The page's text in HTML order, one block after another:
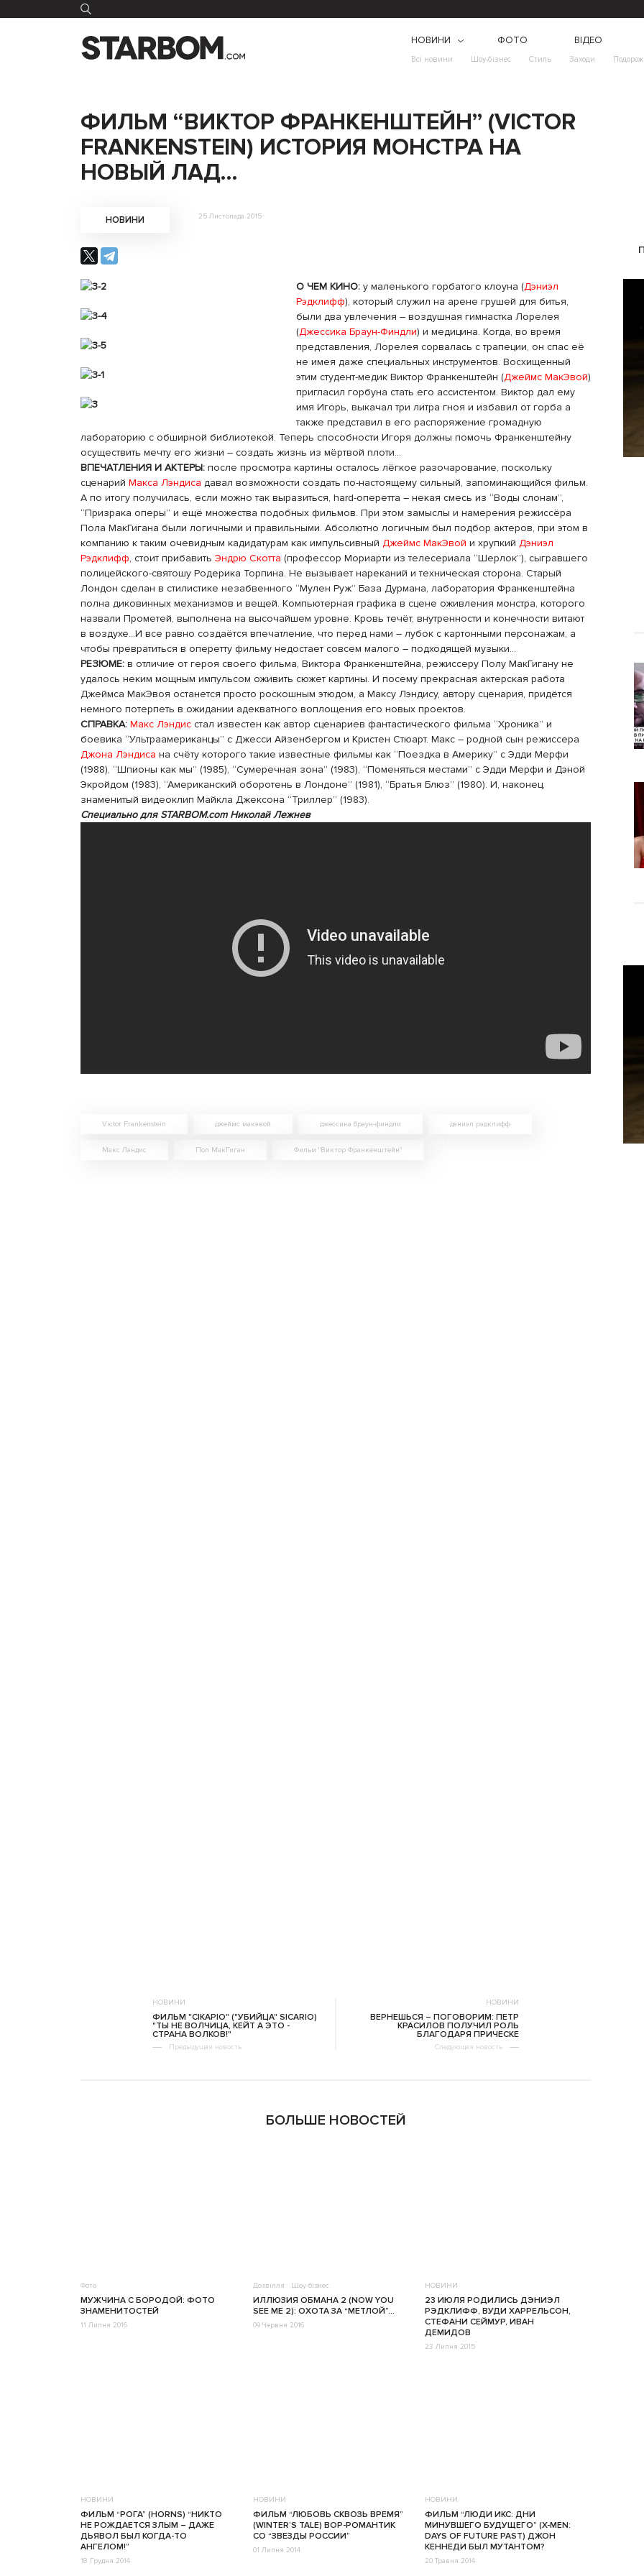
НОВИНИ
Всі новини Шоу-бізнес Стиль Заходи Подорожі
ФОТО ВІДЕО
ФИЛЬМ “ВИКТОР ФРАНКЕНШТЕЙН” (VICTOR
FRANKENSTEIN) ИСТОРИЯ МОНСТРА НА
НОВЫЙ ЛАД…
НОВИНИ 25 Листопада 2015
О ЧЕМ КИНО: у маленького горбатого клоуна (Дэниэл
Рэдклифф), который служил на арене грушей для битья,
были два увлечения – воздушная гимнастка Лорелея
(Джессика Браун-Финдли) и медицина. Когда, во время
представления, Лорелея сорвалась с трапеции, он спас её
не имея даже специальных инструментов. Восхищенный
этим студент-медик Виктор Франкенштейн (Джеймс МакЭвой)
пригласил горбуна стать его ассистентом. Виктор дал ему
имя Игорь, выкачал три литра гноя и избавил от горба а
также представил в его распоряжение громадную
лабораторию с обширной библиотекой. Теперь способности Игоря должны помочь Франкенштейну
осуществить мечту его жизни – создать жизнь из мёртвой плоти…
ВПЕЧАТЛЕНИЯ И АКТЕРЫ: после просмотра картины осталось лёгкое разочарование, поскольку
сценарий Макса Лэндиса давал возможности создать по-настоящему сильный, запоминающийся фильм.
А по итогу получилась, если можно так выразиться, hard-оперетта – некая смесь из “Воды слонам”,
“Призрака оперы” и ещё множества подобных фильмов. При этом замыслы и намерения режиссёра
Пола МакГигана были логичными и правильными. Абсолютно логичным был подбор актеров, при этом в
компанию к таким очевидным кадидатурам как импульсивный Джеймс МакЭвой и хрупкий Дэниэл
Рэдклифф, стоит прибавить Эндрю Скотта (профессор Мориарти из телесериала “Шерлок”), сыгравшего
полицейского-святошу Родерика Торпина. Не вызывает нареканий и техническая сторона. Старый
Лондон сделан в стилистике незабвенного “Мулен Руж” База Дурмана, лаборатория Франкенштейна
полна диковинных механизмов и вещей. Компьютерная графика в сцене оживления монстра, которого
назвали Прометей, выполнена на высочайшем уровне. Кровь течёт, внутренности и конечности витают
в воздухе…И все равно создаётся впечатление, что перед нами – лубок с картонными персонажам, а
чтобы превратиться в оперетту фильму недостает совсем малого – подходящей музыки…
РЕЗЮМЕ: в отличие от героя своего фильма, Виктора Франкенштейна, режиссеру Полу МакГигану не
удалось неким мощным импульсом оживить сюжет картины. И посему прекрасная актерская работа
Джеймса МакЭвоя останется просто роскошным этюдом, а Максу Лэндису, автору сценария, придётся
немного потерпеть в ожидании адекватного воплощения его новых проектов.
СПРАВКА: Макс Лэндис стал известен как автор сценариев фантастического фильма “Хроника” и
боевика “Ультраамериканцы” с Джесси Айзенбергом и Кристен Стюарт. Макс – родной сын режиссера
Джона Лэндиса на счёту которого такие известные фильмы как “Поездка в Америку” с Эдди Мерфи
(1988), “Шпионы как мы” (1985), “Сумеречная зона” (1983), “Поменяться местами” с Эдди Мерфи и Дэной
Экройдом (1983), “Американский оборотень в Лондоне” (1981), “Братья Блюз” (1980). И, наконец,
знаменитый видеоклип Майкла Джексона “Триллер” (1983).
Специально для STARBOM.com Николай Лежнев
Victor Frankenstein джеймс макэвой джессика браун-финдли дэниэл рэдклифф
Макс Лэндис Пол МакГиган Фильм "Виктор Франкенштейн"
НОВИНИ
ФИЛЬМ "СІКАРІО" ("УБИЙЦА" SICARIO)
"ТЫ НЕ ВОЛЧИЦА, КЕЙТ А ЭТО -
СТРАНА ВОЛКОВ!"
Предыдущая новость
НОВИНИ
ВЕРНЕШЬСЯ – ПОГОВОРИМ: ПЕТР
КРАСИЛОВ ПОЛУЧИЛ РОЛЬ
БЛАГОДАРЯ ПРИЧЕСКЕ
Следующая новость
БОЛЬШЕ НОВОСТЕЙ
Фото
МУЖЧИНА С БОРОДОЙ: ФОТО
ЗНАМЕНИТОСТЕЙ
11 Липня 2016
Дозвілля Шоу-бізнес
ИЛЛЮЗИЯ ОБМАНА 2 (NOW YOU
SEE ME 2): ОХОТА ЗА “МЕТЛОЙ”…
09 Червня 2016
НОВИНИ
23 ИЮЛЯ РОДИЛИСЬ ДЭНИЭЛ
РЭДКЛИФФ, ВУДИ ХАРРЕЛЬСОН,
СТЕФАНИ СЕЙМУР, ИВАН
ДЕМИДОВ
23 Липня 2015
НОВИНИ
ФИЛЬМ “РОГА” (HORNS) “НИКТО
НЕ РОЖДАЕТСЯ ЗЛЫМ – ДАЖЕ
ДЬЯВОЛ БЫЛ КОГДА-ТО
АНГЕЛОМ!”
18 Грудня 2014
НОВИНИ
ФИЛЬМ “ЛЮБОВЬ СКВОЗЬ ВРЕМЯ”
(WINTER’S TALE) ВОР-РОМАНТИК
СО “ЗВЕЗДЫ РОССИИ”
01 Липня 2014
НОВИНИ
ФИЛЬМ “ЛЮДИ ИКС: ДНИ
МИНУВШЕГО БУДУЩЕГО” (X-MEN:
DAYS OF FUTURE PAST) ДЖОН
КЕННЕДИ БЫЛ МУТАНТОМ?
20 Травня 2014